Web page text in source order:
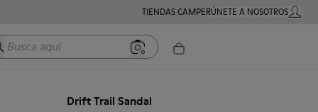
TIENDAS CAMPERÚNETE A NOSOTROSMI
aquí
Drift Trail Sandal